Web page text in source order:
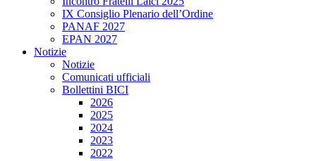
IX Consiglio Plenario dell’Ordine
PANAF 2027
EPAN 2027
Notizie
Notizie
Comunicati ufficiali
Bollettini BICI
2026
2025
2024
2023
2022